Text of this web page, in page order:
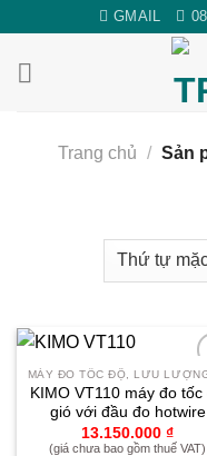
content
GMAIL
Trang chủ / Sản
KIMO VT110 máy đo tốc
gió với đầu đo hotwire
13.150.000 ₫
(giá chưa bao gồm thuế VAT)